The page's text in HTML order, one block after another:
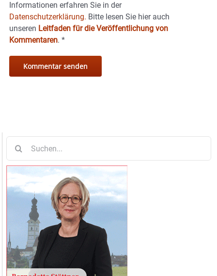
Informationen erfahren Sie in der
Datenschutzerklärung. Bitte lesen Sie hier auch
unseren Leitfaden für die Veröffentlichung von
Kommentaren. *
nach: